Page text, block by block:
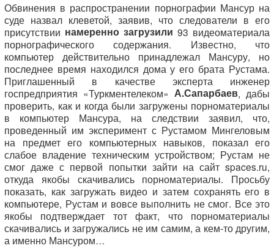
Обвинения в распространении порнографии Мансур на
суде назвал клеветой, заявив, что следователи в его
присутствии намеренно загрузили 93 видеоматериала
порнографического содержания. Известно, что
компьютер действительно принадлежал Мансуру, но
последнее время находился дома у его брата Рустама.
Приглашенный в качестве эксперта инженер
госпредприятия «Туркментелеком» А.Сапарбаев, дабы
проверить, как и когда были загружены порноматериалы
в компьютер Мансура, на следствии заявил, что,
проведенный им эксперимент с Рустамом Мингеловым
на предмет его компьютерных навыков, показал его
слабое владение техническим устройством; Рустам не
смог даже с первой попытки зайти на сайт spaces.ru,
откуда якобы скачивались порноматериалы. Просьбу
показать, как загружать видео и затем сохранять его в
компьютере, Рустам и вовсе выполнить не смог. Все это
якобы подтверждает тот факт, что порноматериалы
скачивались и загружались не им самим, а кем-то другим,
а именно Мансуром…